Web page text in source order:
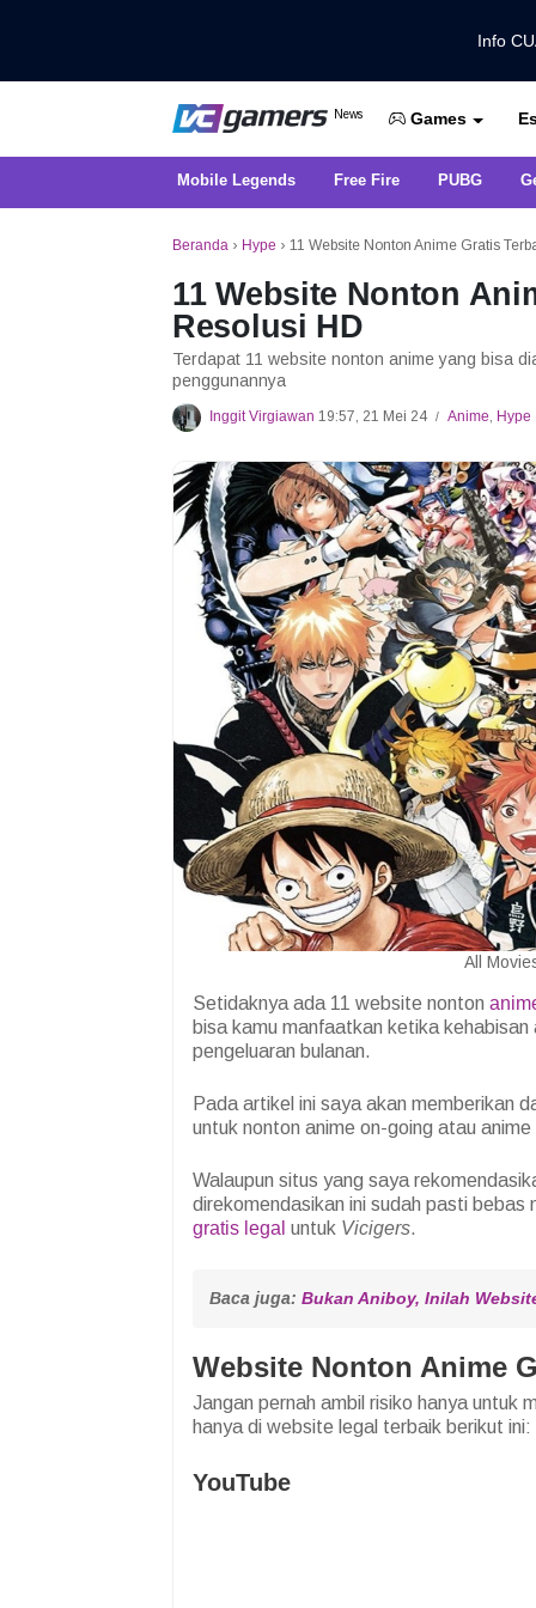
Info
VCGamers News
News
Dapatkan Berita Games Terbaru
Games
Mobile Legends Free Fire PUBG
Beranda › Hype › 11 Website Nonton Anime Gratis
11 Website Nonton
Resolusi HD
Terdapat 11 website nonton anime yang bisa
penggunannya
Inggit Virgiawan 19:57, 21 Mei 24 / Anime, Hype
All
Setidaknya ada 11 website nonton
bisa kamu manfaatkan ketika
pengeluaran bulanan.
Pada artikel ini saya akan memberikan
untuk nonton anime on-going atau
Walaupun situs yang saya
direkomendasikan ini sudah pasti bebas
gratis legal untuk Vicigers.
Baca juga: Bukan Aniboy, Inilah
Website Nonton Anime
Jangan pernah ambil risiko hanya untuk
hanya di website legal terbaik berikut ini:
YouTube